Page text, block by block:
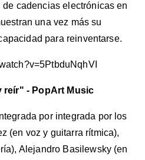
cadencias electrónicas en
una vez más su
para reinventarse.
reír" - PopArt Music
por integrada por los
(en voz y guitarra rítmica),
Alejandro Basilewsky (en